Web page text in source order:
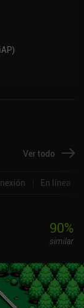
Ver todo
En línea
90%
similar